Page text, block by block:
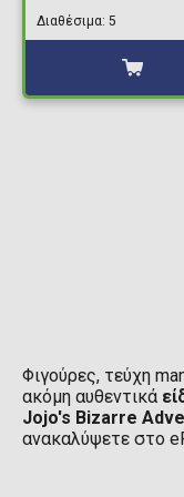
HC
Διαθέσιμα: 5
Φιγούρες, τεύχη
ακόμη αυθεντικά
Jojo's Bizarre
ανακαλύψετε στο